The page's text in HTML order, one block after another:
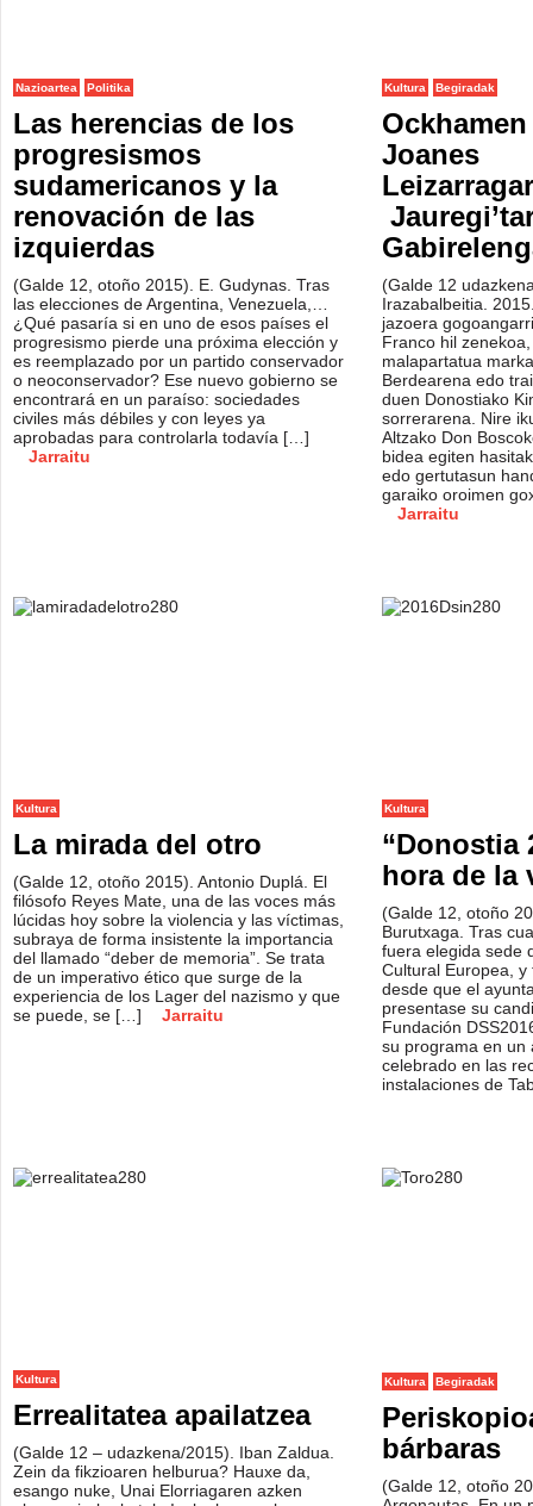
Nazioartea Politika
Las herencias de los
progresismos
sudamericanos y la
renovación de las
izquierdas
(Galde 12, otoño 2015). E. Gudynas. Tras
las elecciones de Argentina, Venezuela,…
¿Qué pasaría si en uno de esos países el
progresismo pierde una próxima elección y
es reemplazado por un partido conservador
o neoconservador? Ese nuevo gobierno se
encontrará en un paraíso: sociedades
civiles más débiles y con leyes ya
aprobadas para controlarla todavía […]
Jarraitu
Kultura Begiradak
Joanes
(Galde 12
Irazabalbeitia.
jazoera
Franco hil
malapartatua
Berdearena edo
duen Donostiako
sorrerarena. Nire
Altzako Don
bidea egiten
edo gertutasun
garaiko oroimen
Jarraitu
Kultura
La mirada del otro
(Galde 12, otoño 2015). Antonio Duplá. El
filósofo Reyes Mate, una de las voces más
lúcidas hoy sobre la violencia y las víctimas,
subraya de forma insistente la importancia
del llamado “deber de memoria”. Se trata
de un imperativo ético que surge de la
experiencia de los Lager del nazismo y que
se puede, se […]
Jarraitu
Kultura
“Donostia
hora de la
(Galde 12, otoño
Burutxaga. Tras
fuera elegida sede
Cultural Europea,
desde que el
presentase su
Fundación
su programa en un
celebrado en las
instalaciones de
Kultura
Errealitatea apailatzea
(Galde 12 – udazkena/2015). Iban Zaldua.
Zein da fikzioaren helburua? Hauxe da,
esango nuke, Unai Elorriagaren azken
Kultura Begiradak
bárbaras
(Galde 12, otoño